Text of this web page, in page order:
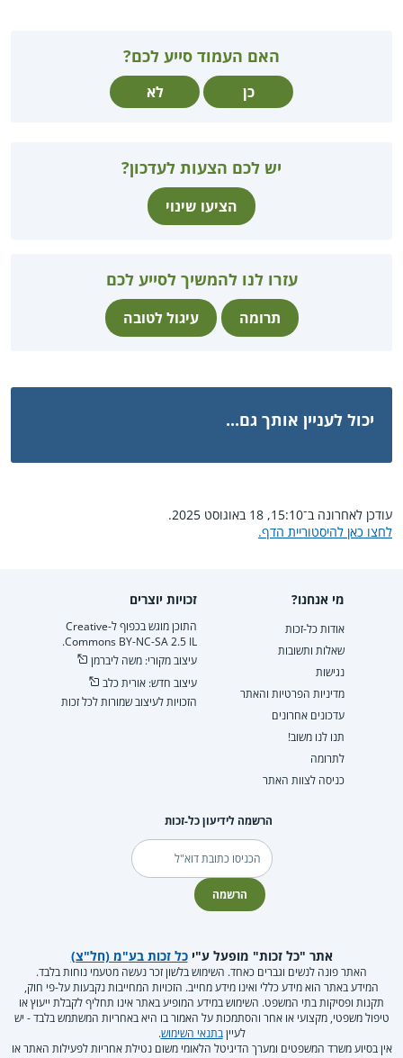
האם העמוד סייע לכם?
כן לא
יש לכם הצעות לעדכון?
הציעו שינוי
עזרו לנו להמשיך לסייע לכם
תרומה עיגול לטובה
יכול לעניין אותך גם...
עודכן לאחרונה ב־15:10, 18 באוגוסט 2025.
לחצו כאן להיסטוריית הדף.
מי אנחנו?
אודות כל-זכות
שאלות ותשובות
נגישות
מדיניות הפרטיות והאתר
עדכונים אחרונים
תנו לנו משוב!
לתרומה
כניסה לצוות האתר
זכויות יוצרים
התוכן מוגש בכפוף ל-Creative
Commons BY-NC-SA 2.5 IL.
עיצוב מקורי: משה ליברמן
עיצוב חדש: אורית כלב
הזכויות לעיצוב שמורות לכל זכות
הרשמה לידיעון כל-זכות
דוא"ל
הרשמה
אתר "כל זכות" מופעל ע"יכל זכות בע"מ (חל"צ)
האתר פונה לנשים וגברים כאחד. השימוש בלשון זכר נעשה מטעמי נוחות בלבד.
המידע באתר הוא מידע כללי ואינו מידע מחייב. הזכויות המחייבות נקבעות על-פי חוק,
תקנות ופסיקות בתי המשפט. השימוש במידע המופיע באתר אינו תחליף לקבלת ייעוץ או
טיפול משפטי, מקצועי או אחר והסתמכות על האמור בו היא באחריות המשתמש בלבד - יש
לעייןבתנאי השימוש.
אין בסיוע משרד המשפטים ומערך הדיגיטל הלאומי משום נטילת אחריות לפעילות האתר או